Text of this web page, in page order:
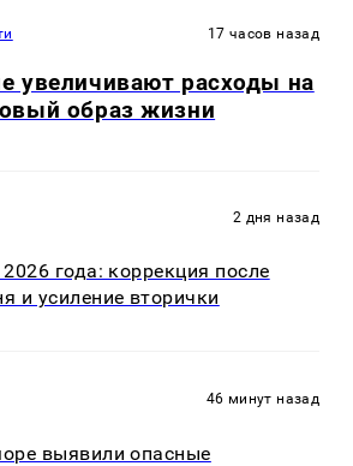
17 часов назад
увеличивают расходы на
образ жизни
2 дня назад
года: коррекция после
и усиление вторички
46 минут назад
выявили опасные